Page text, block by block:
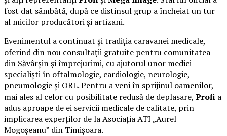
fost dat sâmbătă, după ce distinsul grup a încheiat un tur
al micilor producători și artizani.
Evenimentul a continuat și tradiția caravanei medicale,
oferind din nou consultații gratuite pentru comunitatea
din Săvârșin și împrejurimi, cu ajutorul unor medici
specialiști în oftalmologie, cardiologie, neurologie,
pneumologie și ORL. Pentru a veni în sprijinul oamenilor,
mai ales al celor cu posibilitate redusă de deplasare, Profi a
adus aproape de ei servicii medicale de calitate, prin
implicarea experților de la Asociația ATI „Aurel
Mogoșeanu” din Timișoara.